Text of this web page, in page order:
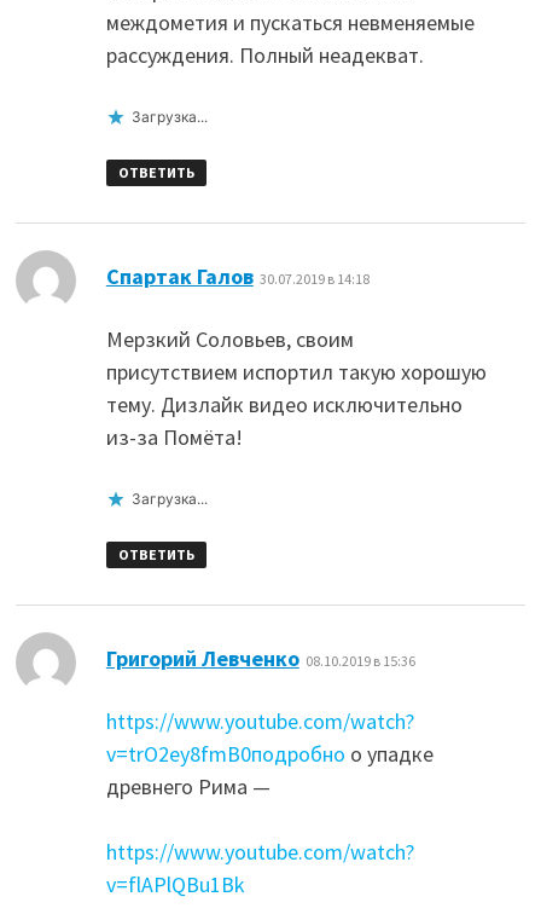
междометия и пускаться невменяемые
рассуждения. Полный неадекват.
Загрузка...
ОТВЕТИТЬ
Спартак Галов: 30.07.2019 в 14:18
Мерзкий Соловьев, своим
присутствием испортил такую хорошую
тему. Дизлайк видео исключительно
из-за Помёта!
Загрузка...
ОТВЕТИТЬ
Григорий Левченко: 08.10.2019 в 15:36
https://www.youtube.com/watch?
v=trO2ey8fmB0подробно о упадке
древнего Рима —
https://www.youtube.com/watch?
v=flAPlQBu1Bk